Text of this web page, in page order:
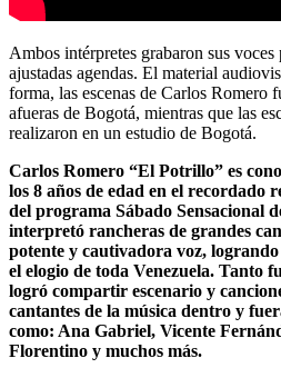
Ambos intérpretes grabaron sus voces
ajustadas agendas. El material
forma, las escenas de Carlos Romero
afueras de Bogotá, mientras que las
realizaron en un estudio de Bogotá.
Carlos Romero “El Potrillo” es
los 8 años de edad en el recordado
del programa Sábado Sensacional
interpretó rancheras de grandes
potente y cautivadora voz,
el elogio de toda Venezuela. Tanto
logró compartir escenario y
cantantes de la música dentro y
como: Ana Gabriel, Vicente
Florentino y muchos más.